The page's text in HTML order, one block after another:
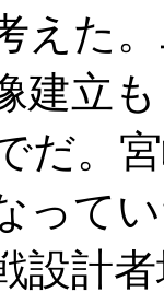
えた
建立
だ。
って
設計